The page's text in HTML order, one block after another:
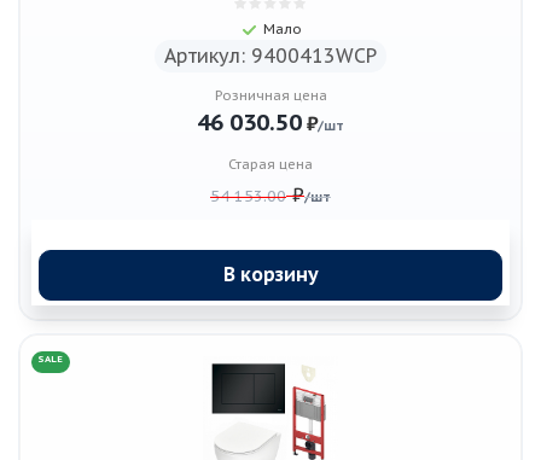
Мало
Артикул: 9400413WCP
Розничная цена
46 030.50 ₽/шт
Старая цена
54 153.00₽/шт
В корзину
SALE